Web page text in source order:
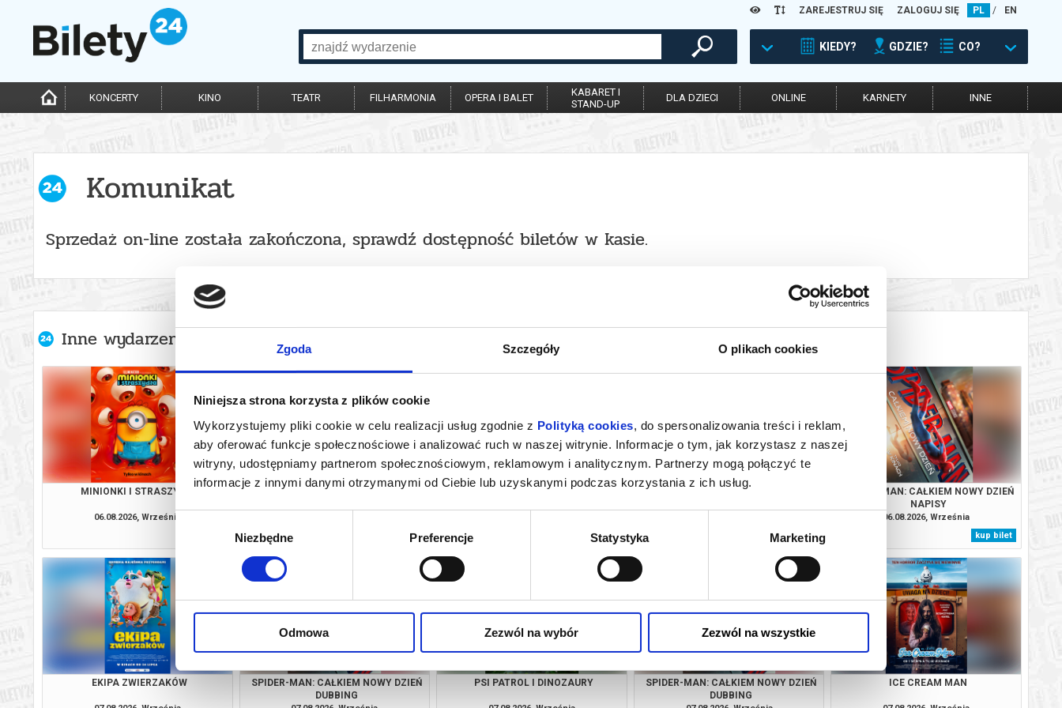
Zgoda Szczegóły O plikach cookies
Niniejsza strona korzysta z plików cookie
Wykorzystujemy pliki cookie w celu realizacji usług zgodnie z Polityką cookies, do spersonalizowania treści i reklam,
aby oferować funkcje społecznościowe i analizować ruch w naszej witrynie. Informacje o tym, jak korzystasz z naszej
witryny, udostępniamy partnerom społecznościowym, reklamowym i analitycznym. Partnerzy mogą połączyć te
informacje z innymi danymi otrzymanymi od Ciebie lub uzyskanymi podczas korzystania z ich usług.
Wybór
Niezbędne Preferencje Statystyka Marketing
Odmowa Zezwól na wybór Zezwól na wszystkie
ZAREJESTRUJ SIĘ ZALOGUJ SIĘ PL / EN
KIEDY? GDZIE? CO?
KONCERTY KINO TEATR FILHARMONIA OPERA I BALET
KABARET I
STAND-UP
DLA DZIECI ONLINE KARNETY INNE
Komunikat
Sprzedaż on-line została zakończona, sprawdź dostępność biletów w kasie.
Inne wydarzenia organizatora
MINIONKI I STRASZYDŁA
06.08.2026, Września
SPIDER-MAN: CAŁKIEM NOWY DZIEŃ
kup bilet
EKIPA ZWIERZAKÓW
kup bilet
O CZYM SOBIE NIE MÓWIMY
kup bilet
SPIDER-MAN: CAŁKIEM NOWY DZIEŃ
NAPISY
06.08.2026, Września
kup bilet
EKIPA ZWIERZAKÓW
SPIDER-MAN: CAŁKIEM NOWY DZIEŃ
DUBBING
PSI PATROL I DINOZAURY
SPIDER-MAN: CAŁKIEM NOWY DZIEŃ
DUBBING
ICE CREAM MAN